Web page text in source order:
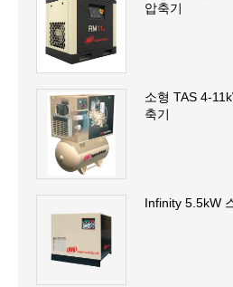
압축기
소형 TAS 4-
축기
Infinity 5.5kW